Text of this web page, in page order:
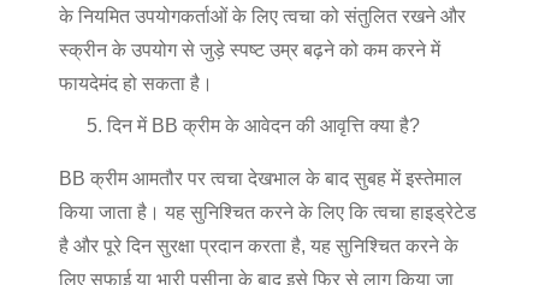
के नियमित उपयोगकर्ताओं के लिए त्वचा को संतुलित रखने और
स्क्रीन के उपयोग से जुड़े स्पष्ट उम्र बढ़ने को कम करने में
फायदेमंद हो सकता है।
दिन में BB क्रीम के आवेदन की आवृत्ति क्या है?
BB क्रीम आमतौर पर त्वचा देखभाल के बाद सुबह में इस्तेमाल
किया जाता है। यह सुनिश्चित करने के लिए कि त्वचा हाइड्रेटेड
है और पूरे दिन सुरक्षा प्रदान करता है, यह सुनिश्चित करने के
लिए सफाई या भारी पसीना के बाद इसे फिर से लागू किया जा